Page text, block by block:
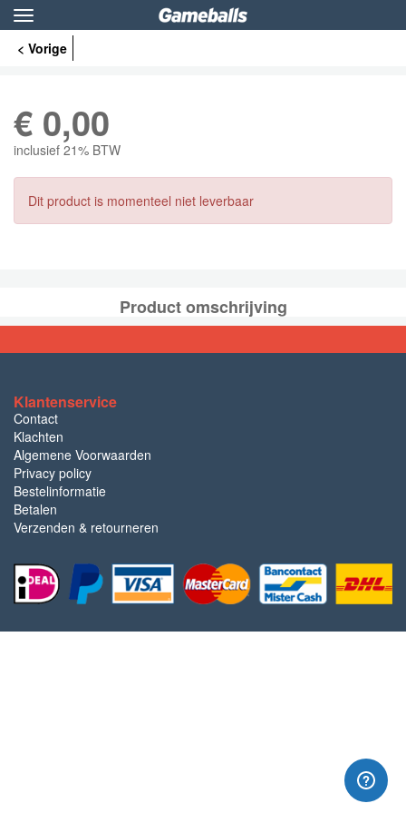
Toggle
navigation
< Vorige
€ 0,00
inclusief 21% BTW
Dit product is momenteel niet leverbaar
Product omschrijving
Klantenservice
Contact
Klachten
Algemene Voorwaarden
Privacy policy
Bestelinformatie
Betalen
Verzenden & retourneren